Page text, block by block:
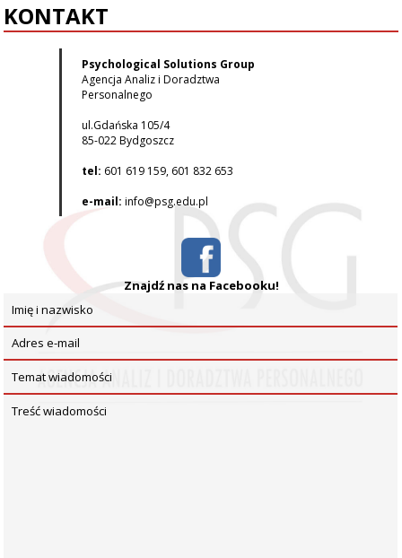
KONTAKT
Psychological Solutions Group
Agencja Analiz i Doradztwa
Personalnego
ul.Gdańska 105/4
85-022 Bydgoszcz
tel: 601 619 159, 601 832 653
e-mail: info@psg.edu.pl
Znajdź nas na Facebooku!